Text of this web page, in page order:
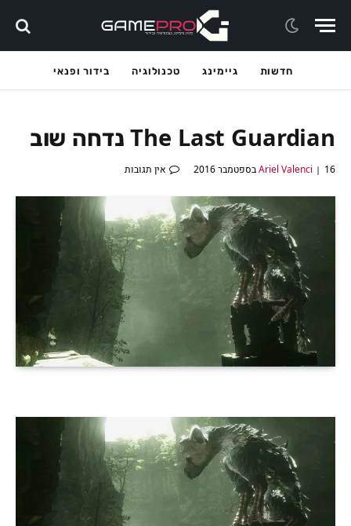
חדשות גיימינג טכנולוגיה בידור ופנאי
The Last Guardian נדחה שוב
Ariel Valenci 16 בספטמבר 2016 אין תגובות